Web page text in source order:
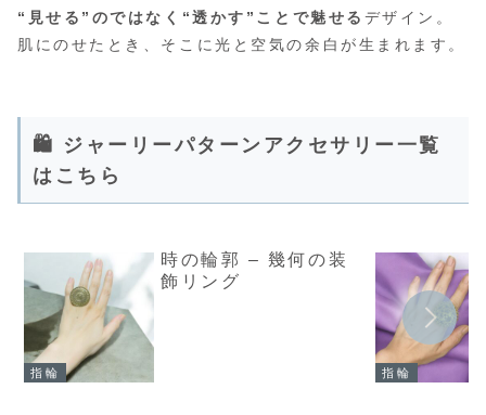
“見せる”のではなく“透かす”ことで魅せる デザイン。
肌にのせたとき、そこに光と空気の余白が生まれます。
🛍️ ジャーリーパターンアクセサリー一覧
はこちら
指輪
時の輪郭 – 幾何の装
飾リング
指輪